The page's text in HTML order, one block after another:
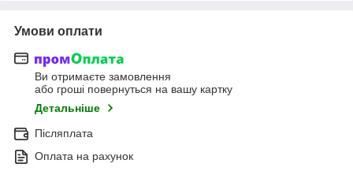
Умови оплати
Ви отримаєте замовлення
або гроші повернуться на вашу картку
Детальніше
Післяплата
Оплата на рахунок